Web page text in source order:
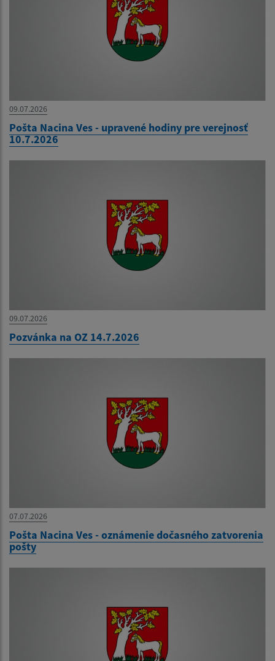
09.07.2026
Pošta Nacina Ves - upravené hodiny pre verejnosť
10.7.2026
09.07.2026
Pozvánka na OZ 14.7.2026
07.07.2026
Pošta Nacina Ves - oznámenie dočasného zatvorenia
pošty